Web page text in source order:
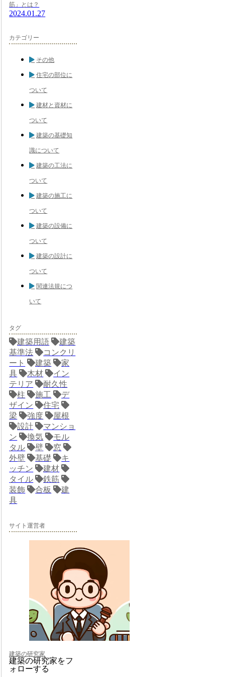
筋」とは？
2024.01.27
カテゴリー
その他
住宅の部位に
ついて
建材と資材に
ついて
建築の基礎知
識について
建築の工法に
ついて
建築の施工に
ついて
建築の設備に
ついて
建築の設計に
ついて
関連法規につ
いて
タグ
建築用語
建築
基準法
コンクリ
ート
建築
家
具
木材
イン
テリア
耐久性
柱
施工
デ
ザイン
住宅
梁
強度
屋根
設計
マンショ
ン
換気
モル
タル
壁
窓
外壁
基礎
キ
ッチン
建材
タイル
鉄筋
装飾
合板
建
具
サイト運営者
建築の研究家
建築の研究家をフ
ォローする